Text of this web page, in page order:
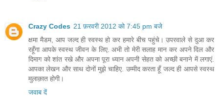
Crazy Codes 21 फ़रवरी 2012 को 7:45 pm बजे
क्षमा मैडम, आप जल्द ही स्वस्थ हो कर हमारे बीच पहुंचे। उपरवाले से दुआ कर
रहूँगा आपके स्वस्थ जीवन के लिए. अभी तो मेरी सलाह मान कर अपने दिल और
दिमाग को शांत रखे और अपना पूरा ध्यान अपनी सेहत को अच्छी बनाने में लगाएं.
आपका लेखन और साथ दोनों मुझे चाहिए. उम्मीद करता हूँ जल्द ही आपसे स्वस्थ
मुलाक़ात होगी।
जवाब दें